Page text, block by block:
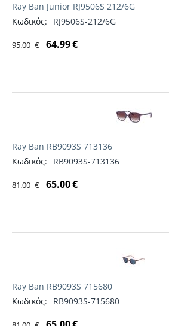
Ray Ban Junior RJ9506S 212/6G
Κωδικός:
RJ9506S-212/6G
95.00 € 64.99€
Ray Ban RB9093S 713136
Κωδικός:
RB9093S-713136
81.00 € 65.00€
Ray Ban RB9093S 715680
Κωδικός:
RB9093S-715680